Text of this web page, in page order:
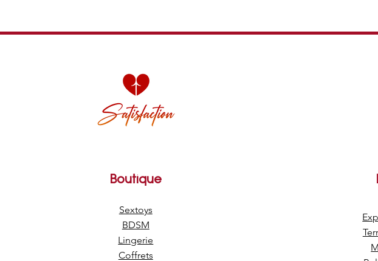
Boutique
Sextoys
BDSM
Lingerie
Coffrets